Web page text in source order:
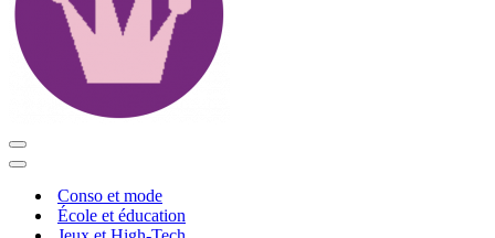
Menu
de
Menu
navigationConso et mode
École et éducation